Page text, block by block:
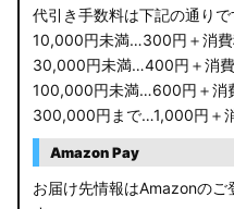
代引き手数料は下記の通りで
10,000円未満…300円＋消
30,000円未満…400円＋消
100,000円未満…600円＋消
300,000円まで…1,000円＋
Amazon Pay
お届け先情報はAmazonのご